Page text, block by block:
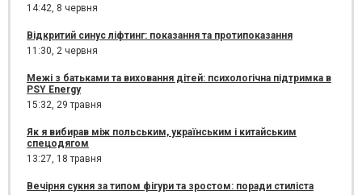
14:42, 8 червня
Відкритий синус ліфтинг: показання та протипоказання
11:30, 2 червня
Межі з батьками та виховання дітей: психологічна підтримка в
PSY Energy
15:32, 29 травня
Як я вибирав між польським, українським і китайським
спецодягом
13:27, 18 травня
Вечірня сукня за типом фігури та зростом: поради стиліста